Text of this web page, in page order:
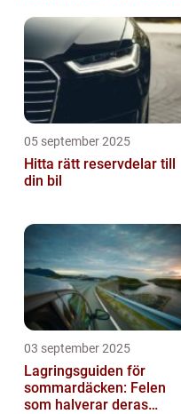
05 september 2025
Hitta rätt reservdelar till
din bil
03 september 2025
Lagringsguiden för
sommardäcken: Felen
som halverar deras